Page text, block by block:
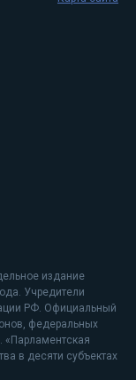
издание
Учредители
РФ. Официальный
федеральных
«Парламентская
в десяти субъектах